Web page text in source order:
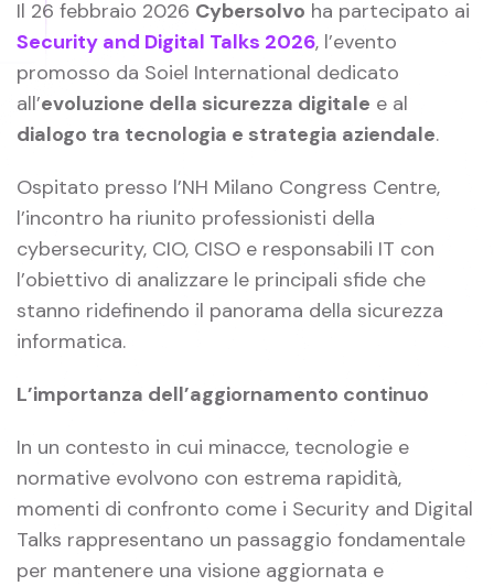
Il 26 febbraio 2026 Cybersolvo ha partecipato ai
Security and Digital Talks 2026, l’evento
promosso da Soiel International dedicato
all’evoluzione della sicurezza digitale e al
dialogo tra tecnologia e strategia aziendale.
Ospitato presso l’NH Milano Congress Centre,
l’incontro ha riunito professionisti della
cybersecurity, CIO, CISO e responsabili IT con
l’obiettivo di analizzare le principali sfide che
stanno ridefinendo il panorama della sicurezza
informatica.
L’importanza dell’aggiornamento continuo
In un contesto in cui minacce, tecnologie e
normative evolvono con estrema rapidità,
momenti di confronto come i Security and Digital
Talks rappresentano un passaggio fondamentale
per mantenere una visione aggiornata e